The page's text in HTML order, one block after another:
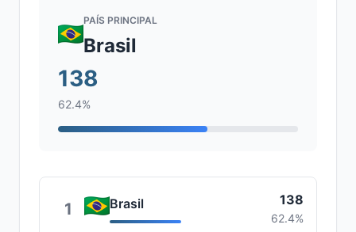
PAÍS PRINCIPAL
Brasil
138
62.4%
1 Brasil 138
62.4%